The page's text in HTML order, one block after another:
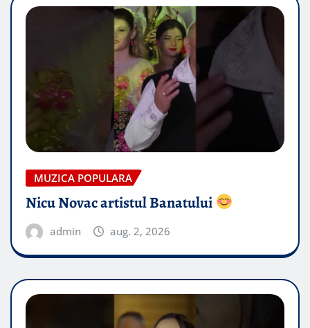
MUZICA POPULARA
Nicu Novac artistul Banatului
admin aug. 2, 2026